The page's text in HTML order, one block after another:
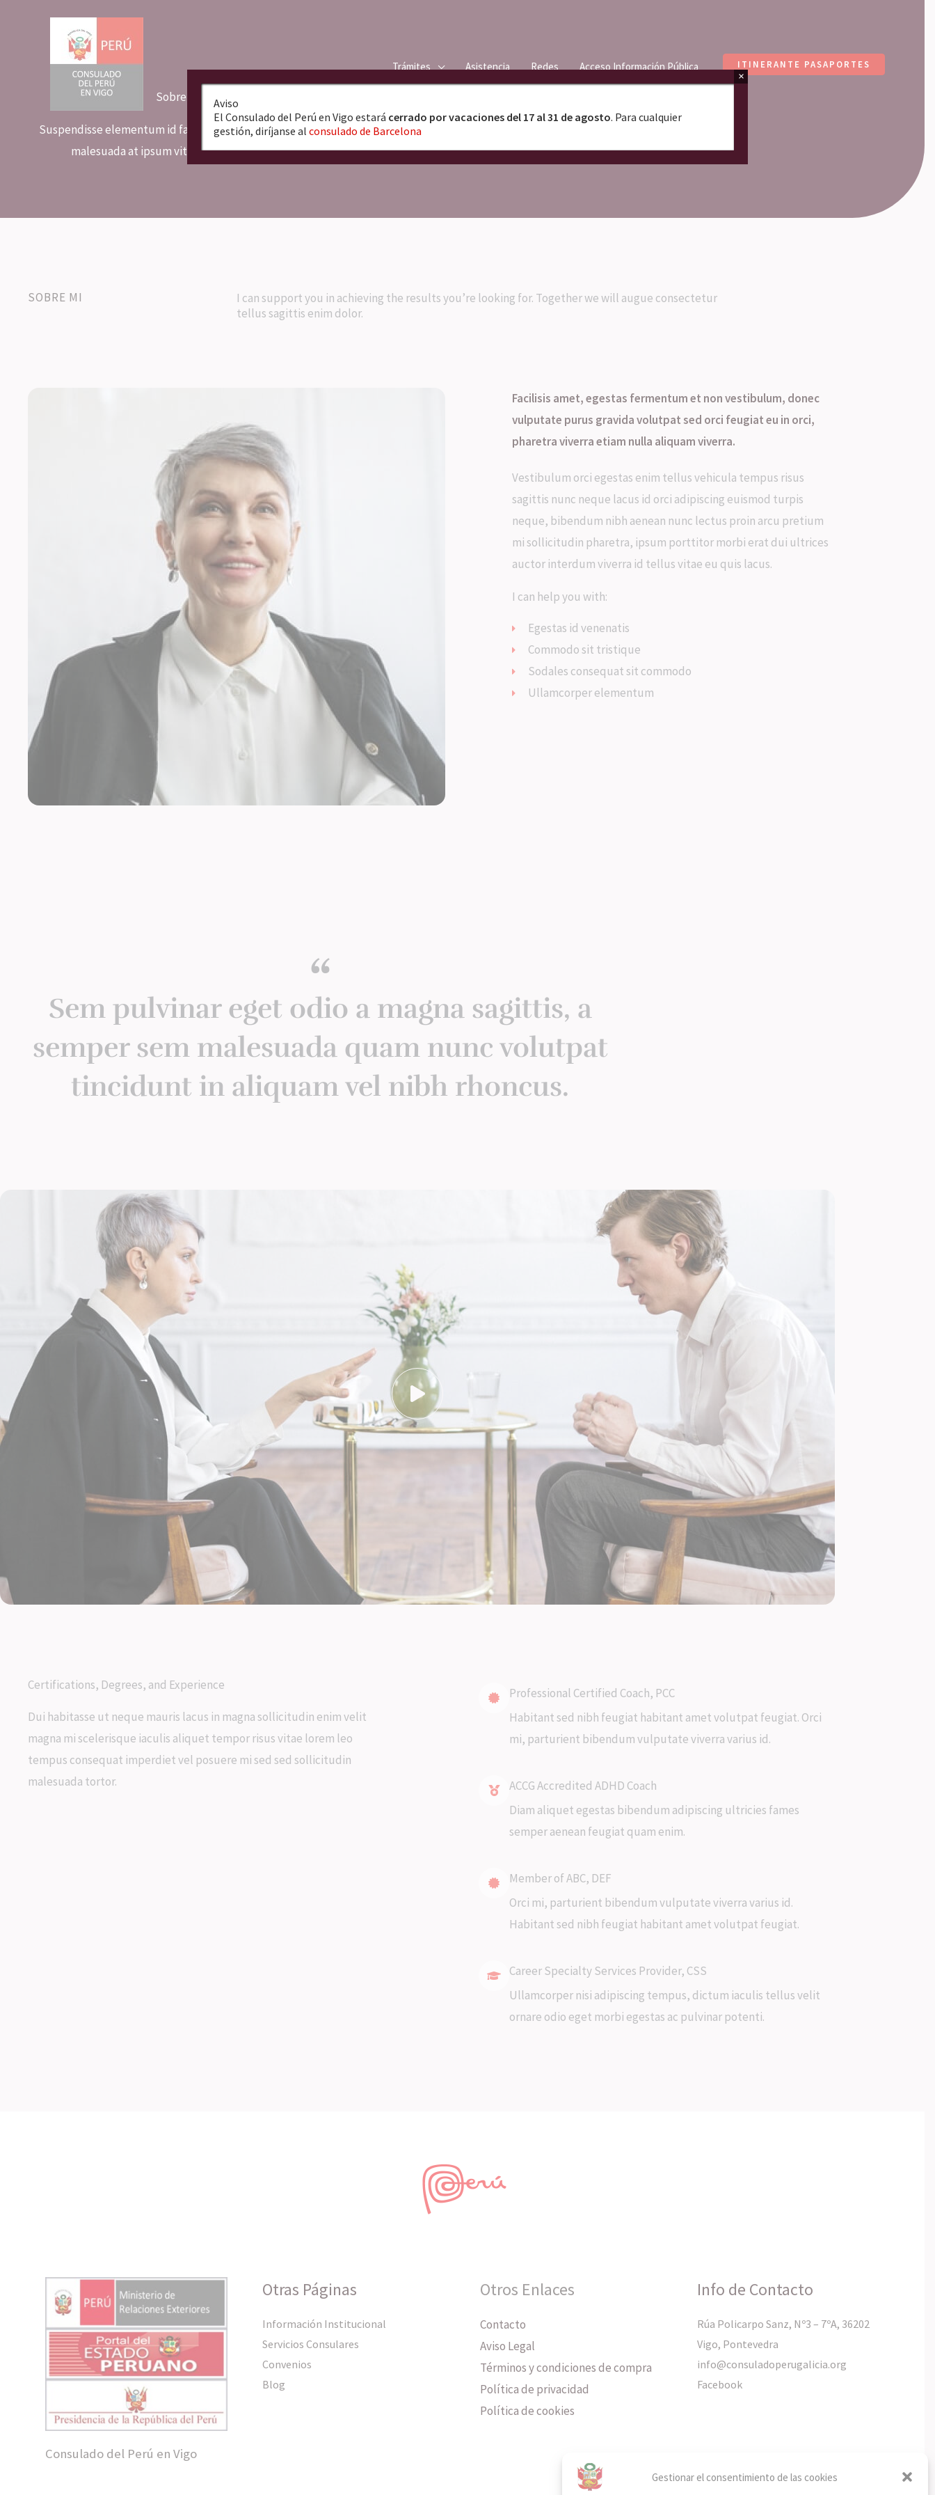
Gestionar el consentimiento de las cookies
Trámites Asistencia Redes Acceso Información Pública ITINERANTE PASAPORTES
Sobre Nosotros
Suspendisse elementum id faucibus arcu aliquam scelerisque
malesuada at ipsum vitae elit tincidunt sit sed mi.
SOBRE MI
I can support you in achieving the results you’re looking for. Together we will augue consectetur
tellus sagittis enim dolor.
Facilisis amet, egestas fermentum et non vestibulum, donec
vulputate purus gravida volutpat sed orci feugiat eu in orci,
pharetra viverra etiam nulla aliquam viverra.
Vestibulum orci egestas enim tellus vehicula tempus risus
sagittis nunc neque lacus id orci adipiscing euismod turpis
neque, bibendum nibh aenean nunc lectus proin arcu pretium
mi sollicitudin pharetra, ipsum porttitor morbi erat dui ultrices
auctor interdum viverra id tellus vitae eu quis lacus.
I can help you with:
Egestas id venenatis
Commodo sit tristique
Sodales consequat sit commodo
Ullamcorper elementum
“
Sem pulvinar eget odio a magna sagittis, a
semper sem malesuada quam nunc volutpat
tincidunt in aliquam vel nibh rhoncus.
Certifications, Degrees, and Experience
Dui habitasse ut neque mauris lacus in magna sollicitudin enim velit
magna mi scelerisque iaculis aliquet tempor risus vitae lorem leo
tempus consequat imperdiet vel posuere mi sed sed sollicitudin
malesuada tortor.
Professional Certified Coach, PCC
Habitant sed nibh feugiat habitant amet volutpat feugiat. Orci
mi, parturient bibendum vulputate viverra varius id.
ACCG Accredited ADHD Coach
Diam aliquet egestas bibendum adipiscing ultricies fames
semper aenean feugiat quam enim.
Member of ABC, DEF
Orci mi, parturient bibendum vulputate viverra varius id.
Habitant sed nibh feugiat habitant amet volutpat feugiat.
Career Specialty Services Provider, CSS
Ullamcorper nisi adipiscing tempus, dictum iaculis tellus velit
ornare odio eget morbi egestas ac pulvinar potenti.
Consulado del Perú en Vigo
Otras Páginas
Información Institucional
Servicios Consulares
Convenios
Blog
Otros Enlaces
Contacto
Aviso Legal
Términos y condiciones de compra
Política de privacidad
Política de cookies
Info de Contacto
Rúa Policarpo Sanz, Nº3 – 7ºA, 36202
Vigo, Pontevedra
info@consuladoperugalicia.org
Facebook
Aviso
El Consulado del Perú en Vigo estará cerrado por vacaciones del 17 al 31 de agosto. Para cualquier
gestión, diríjanse al consulado de Barcelona
×